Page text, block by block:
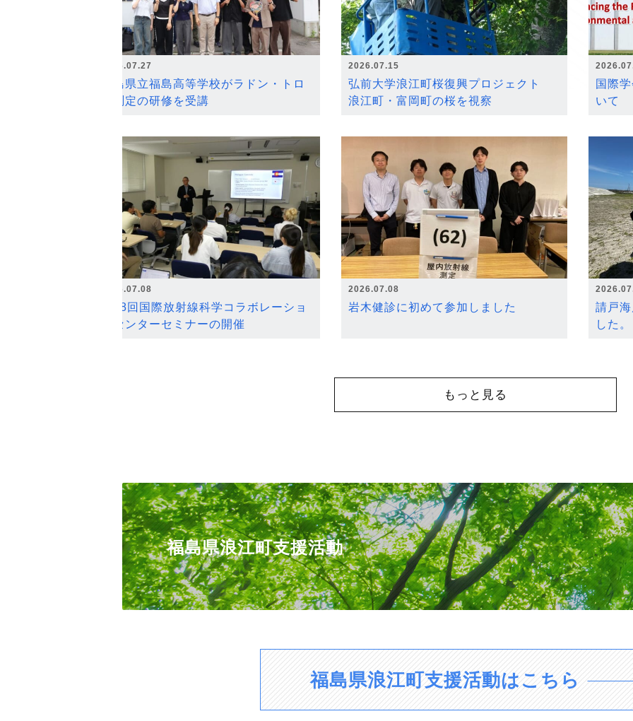
2026.07.27
福島県立福島高等学校がラドン・トロ
ン測定の研修を受講
2026.07.15
弘前大学浪江町桜復興プロジェクト
浪江町・富岡町の桜を視察
国際
いて
2026.07.08
第18回国際放射線科学コラボレーショ
ンセンターセミナーの開催
2026.07.08
岩木健診に初めて参加しました
請戸
した。
もっと見る
福島県浪江町支援活動
福島県浪江町支援活動はこちら